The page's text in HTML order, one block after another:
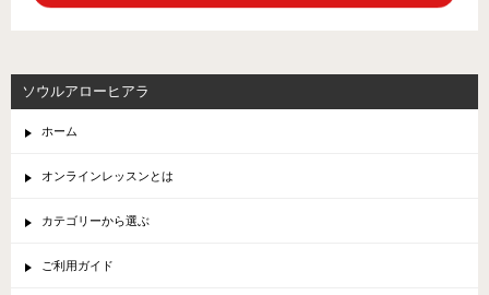
ソウルアローヒアラ
ホーム
オンラインレッスンとは
カテゴリーから選ぶ
ご利用ガイド